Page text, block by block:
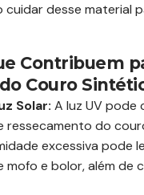
cuidar desse material
Contribuem
Couro
Solar: A luz UV pode
ressecamento do
excessiva pode
mofo e bolor, além de